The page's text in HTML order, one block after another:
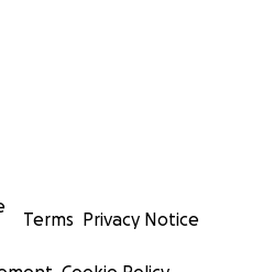
Terms Privacy Notice